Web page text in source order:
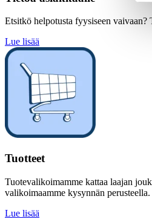
Etsitkö helpotusta fyysiseen vaivaan?
Lue lisää
Tuotteet
Tuotevalikoimamme kattaa laajan
valikoimaamme kysynnän
Lue lisää